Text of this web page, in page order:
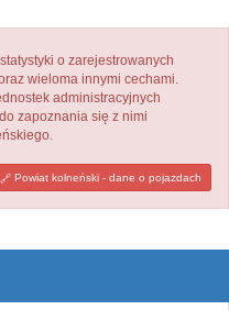
o zarejestrowanych
wieloma innymi cechami.
administracyjnych
zapoznania się z nimi
Powiat kolneński - dane o pojazdach